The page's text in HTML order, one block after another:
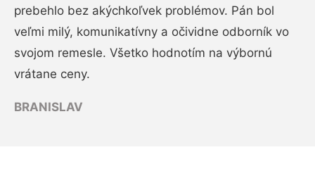
prebehlo bez akýchkoľvek problémov. Pán bol
veľmi milý, komunikatívny a očividne odborník vo
svojom remesle. Všetko hodnotím na výbornú
vrátane ceny.
BRANISLAV